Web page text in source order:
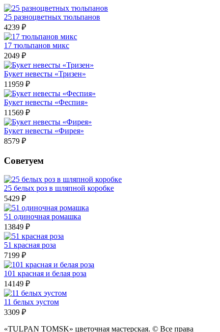
25 разноцветных тюльпанов
4239 ₽
17 тюльпанов микс
2049 ₽
Букет невесты «Тризен»
11959 ₽
Букет невесты «Феспия»
11569 ₽
Букет невесты «Фирея»
8579 ₽
Советуем
25 белых роз в шляпной коробке
5429 ₽
51 одиночная ромашка
13849 ₽
51 красная роза
7199 ₽
101 красная и белая роза
14149 ₽
11 белых эустом
3309 ₽
«TULPAN TOMSK» цветочная мастерская. © Все права